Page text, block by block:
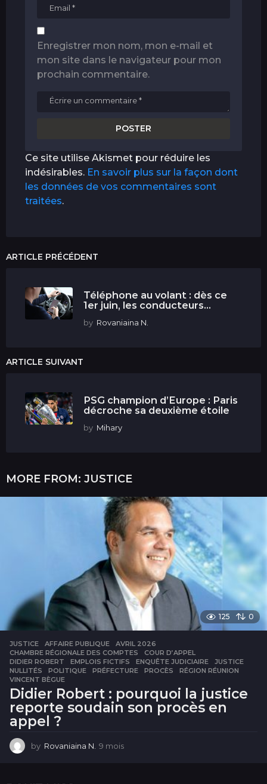
Enregistrer mon nom, mon e-mail et
mon site dans le navigateur pour mon
prochain commentaire.
Ce site utilise Akismet pour réduire les
indésirables. En savoir plus sur la façon dont
les données de vos commentaires sont
traitées.
ARTICLE PRÉCÉDENT
Téléphone au volant : dès ce
1er juin, les conducteurs...
by Rovaniaina N.
ARTICLE SUIVANT
PSG champion d’Europe : Paris
décroche sa deuxième étoile
by Mihary
MORE FROM: JUSTICE
125 0
JUSTICE AFFAIRE PUBLIQUE ,AVRIL 2026
CHAMBRE RÉGIONALE DES COMPTES
,COUR D’APPEL
DIDIER ROBERT
,EMPLOIS FICTIFS ,ENQUÊTE JUDICIAIRE ,JUSTICE
NULLITÉS
,POLITIQUE ,PRÉFECTURE ,PROCÈS ,RÉGION RÉUNION
VINCENT BÈGUE
Didier Robert : pourquoi la justice
reporte soudain son procès en
appel ?
by Rovaniaina N. 9 mois